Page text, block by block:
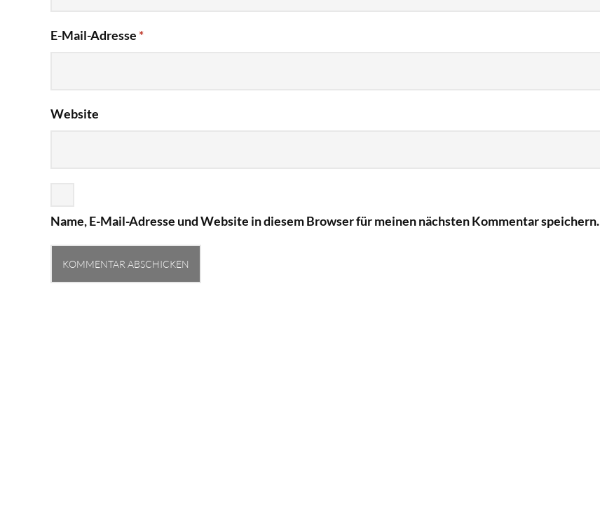
E-Mail-Adresse *
Website
Name, E-Mail-Adresse und Website in diesem Browser für meinen nächsten Kommentar speichern.